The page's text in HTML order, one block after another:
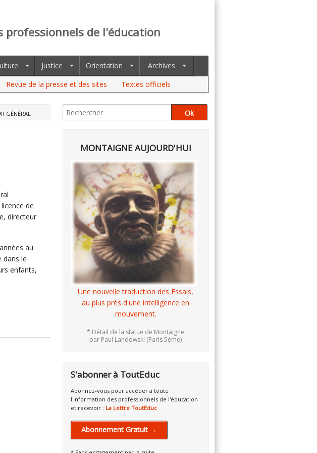
de l'éducation
Justice Orientation
Archives
Revue de la presse et des sites Textes officiels
GÉNÉRAL
de
directeur
au
dans le
enfants,
MONTAIGNE AUJOURD'HUI
Une nouvelle traduction des Essais,
au plus près d'une intelligence en
mouvement.
* Détail de la statue de Montaigne
par Paul Landowski (Paris 5ème)
S'abonner à ToutEduc
Abonnez-vous pour accéder à toute
l'information des professionnels de l'éducation
et recevoir : La Lettre ToutEduc
Abonnement Gratuit →